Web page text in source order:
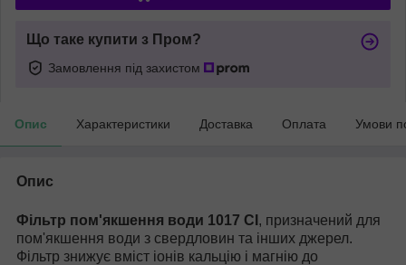
Що таке купити з Пром?
Замовлення під захистом
Опис Характеристики Доставка Оплата Умови
Опис
Фільтр пом'якшення води 1017 CI , призначений для
пом'якшення води з свердловин та інших джерел.
Фільтр знижує вміст іонів кальцію і магнію до